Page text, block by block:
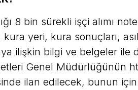
8 bin sürekli işçi alımı
yeri, kura sonuçları,
ilişkin bilgi ve belgeler ile
Genel Müdürlüğünün
ilan edilecek, bunun için